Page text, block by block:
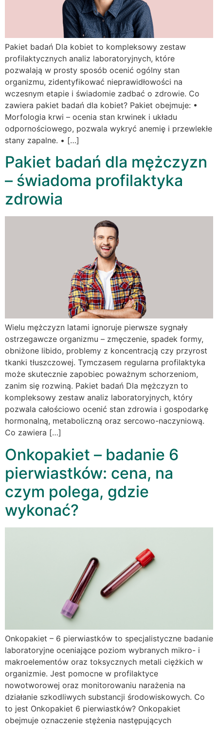
Pakiet badań Dla kobiet to kompleksowy zestaw
profilaktycznych analiz laboratoryjnych, które
pozwalają w prosty sposób ocenić ogólny stan
organizmu, zidentyfikować nieprawidłowości na
wczesnym etapie i świadomie zadbać o zdrowie. Co
zawiera pakiet badań dla kobiet? Pakiet obejmuje: •
Morfologia krwi – ocenia stan krwinek i układu
odpornościowego, pozwala wykryć anemię i przewlekłe
stany zapalne. • […]
Pakiet badań dla mężczyzn
– świadoma profilaktyka
zdrowia
Wielu mężczyzn latami ignoruje pierwsze sygnały
ostrzegawcze organizmu – zmęczenie, spadek formy,
obniżone libido, problemy z koncentracją czy przyrost
tkanki tłuszczowej. Tymczasem regularna profilaktyka
może skutecznie zapobiec poważnym schorzeniom,
zanim się rozwiną. Pakiet badań Dla mężczyzn to
kompleksowy zestaw analiz laboratoryjnych, który
pozwala całościowo ocenić stan zdrowia i gospodarkę
hormonalną, metaboliczną oraz sercowo-naczyniową.
Co zawiera […]
Onkopakiet – badanie 6
pierwiastków: cena, na
czym polega, gdzie
wykonać?
Onkopakiet – 6 pierwiastków to specjalistyczne badanie
laboratoryjne oceniające poziom wybranych mikro- i
makroelementów oraz toksycznych metali ciężkich w
organizmie. Jest pomocne w profilaktyce
nowotworowej oraz monitorowaniu narażenia na
działanie szkodliwych substancji środowiskowych. Co
to jest Onkopakiet 6 pierwiastków? Onkopakiet
obejmuje oznaczenie stężenia następujących